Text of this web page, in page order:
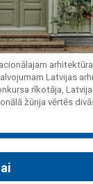
Latvijas
rīkotāja,
žūrija vērtēs